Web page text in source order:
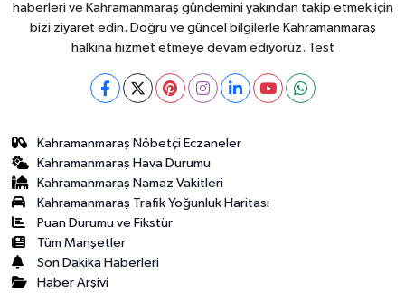
haberleri ve Kahramanmaraş gündemini yakından takip etmek için
bizi ziyaret edin. Doğru ve güncel bilgilerle Kahramanmaraş
halkına hizmet etmeye devam ediyoruz. Test
Kahramanmaraş Nöbetçi Eczaneler
Kahramanmaraş Hava Durumu
Kahramanmaraş Namaz Vakitleri
Kahramanmaraş Trafik Yoğunluk Haritası
Puan Durumu ve Fikstür
Tüm Manşetler
Son Dakika Haberleri
Haber Arşivi